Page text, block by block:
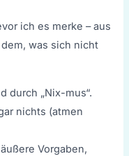
ich es merke – aus
was sich nicht
durch „Nix-mus“.
nichts (atmen
Vorgaben,